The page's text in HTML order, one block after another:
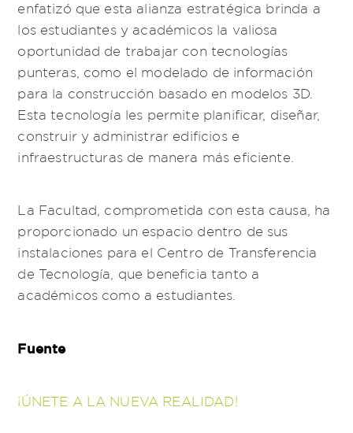
enfatizó que esta alianza estratégica brinda a
los estudiantes y académicos la valiosa
oportunidad de trabajar con tecnologías
punteras, como el modelado de información
para la construcción basado en modelos 3D.
Esta tecnología les permite planificar, diseñar,
construir y administrar edificios e
infraestructuras de manera más eficiente.
La Facultad, comprometida con esta causa, ha
proporcionado un espacio dentro de sus
instalaciones para el Centro de Transferencia
de Tecnología, que beneficia tanto a
académicos como a estudiantes.
Fuente
¡ÚNETE A LA NUEVA REALIDAD!